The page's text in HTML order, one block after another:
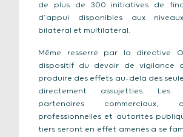
de plus de 300 initiatives de
d’appui disponibles aux
bilatéral et multilatéral.
Même resserré par la directive
dispositif du devoir de vigilance
produire des effets au-delà des
directement assujetties. Les
partenaires commerciaux,
professionnelles et autorités
tiers seront en effet amenés à se